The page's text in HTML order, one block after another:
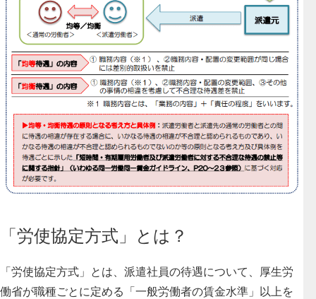
「労使協定方式」とは？
「労使協定方式」とは、派遣社員の待遇について、厚生労
働省が職種ごとに定める 「一般労働者の賃金水準」以上を